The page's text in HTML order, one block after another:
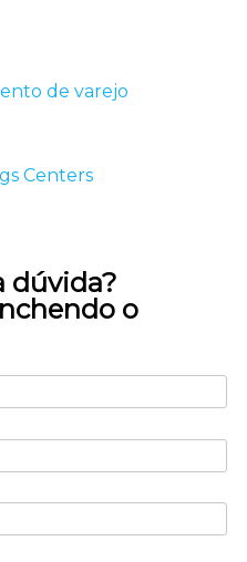
de varejo
Centers
dúvida?
o